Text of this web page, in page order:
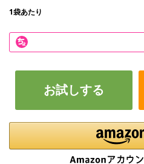
1袋あたり
お試しする